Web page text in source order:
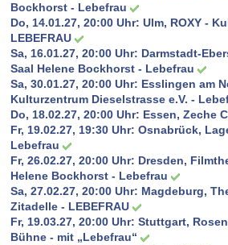
Bockhorst - Lebefrau
Do, 14.01.27, 20:00 Uhr: Ulm, ROXY -
LEBEFRAU
Sa, 16.01.27, 20:00 Uhr: Darmstadt-
Saal Helene Bockhorst - Lebefrau
Sa, 30.01.27, 20:00 Uhr: Esslingen am
Kulturzentrum Dieselstrasse e.V. -
Do, 18.02.27, 20:00 Uhr: Essen, Zeche
Fr, 19.02.27, 19:30 Uhr: Osnabrück,
Lebefrau
Fr, 26.02.27, 20:00 Uhr: Dresden,
Helene Bockhorst - Lebefrau
Sa, 27.02.27, 20:00 Uhr: Magdeburg,
Zitadelle - LEBEFRAU
Fr, 19.03.27, 20:00 Uhr: Stuttgart,
Bühne - mit „Lebefrau“